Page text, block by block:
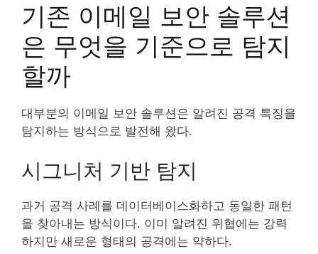
기존 이메일 보안 솔루션
은 무엇을 기준으로 탐지
할까
대부분의 이메일 보안 솔루션은 알려진 공격 특징을
탐지하는 방식으로 발전해 왔다.
시그니처 기반 탐지
과거 공격 사례를 데이터베이스화하고 동일한 패턴
을 찾아내는 방식이다. 이미 알려진 위협에는 강력
하지만 새로운 형태의 공격에는 약하다.